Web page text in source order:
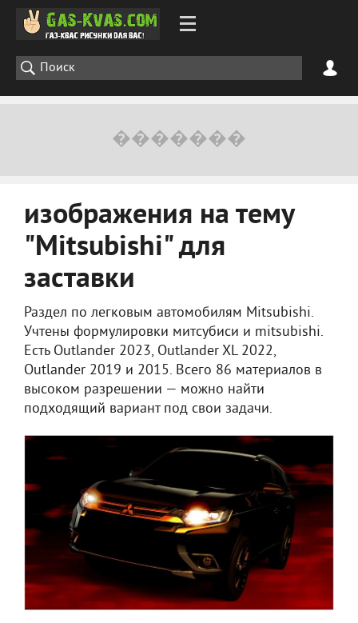
изображения на тему
"Mitsubishi" для
заставки
Раздел по легковым автомобилям Mitsubishi.
Учтены формулировки митсубиси и mitsubishi.
Есть Outlander 2023, Outlander XL 2022,
Outlander 2019 и 2015. Всего 86 материалов в
высоком разрешении — можно найти
подходящий вариант под свои задачи.